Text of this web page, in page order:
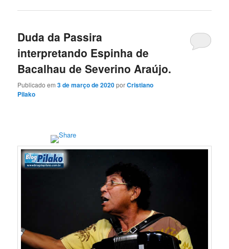
Duda da Passira
interpretando Espinha de
Bacalhau de Severino Araújo.
Publicado em3 de março de 2020porCristiano
Pilako